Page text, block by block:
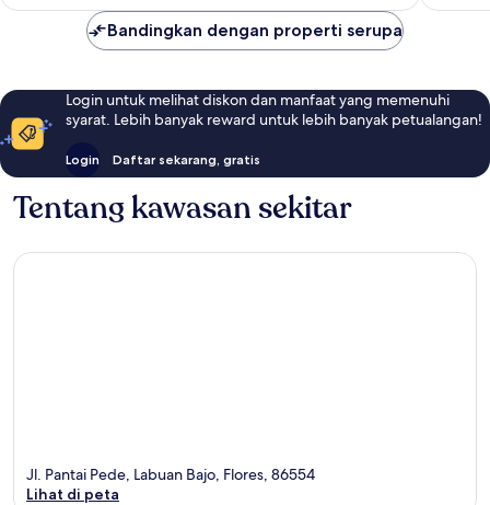
Bandingkan dengan properti serupa
Login untuk melihat diskon dan manfaat yang memenuhi
syarat. Lebih banyak reward untuk lebih banyak petualangan!
Login Daftar sekarang, gratis
Tentang kawasan sekitar
Jl. Pantai Pede, Labuan Bajo, Flores, 86554
Lihat di peta